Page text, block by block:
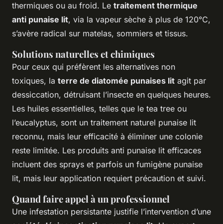
thermiques ou au froid. Le traitement thermique
anti punaise lit, via la vapeur sèche à plus de 120°C,
s’avère radical sur matelas, sommiers et tissus.
Solutions naturelles et chimiques
Pour ceux qui préfèrent les alternatives non
toxiques, la terre de diatomée punaises lit agit par
dessiccation, détruisant l’insecte en quelques heures.
Les huiles essentielles, telles que le tea tree ou
l’eucalyptus, sont un traitement naturel punaise lit
reconnu, mais leur efficacité à éliminer une colonie
reste limitée. Les produits anti punaise lit efficaces
incluent des sprays et parfois un fumigène punaise
lit, mais leur application requiert précaution et suivi.
Quand faire appel à un professionnel
Une infestation persistante justifie l’intervention d’une